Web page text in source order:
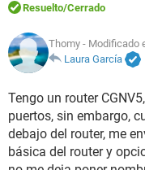
Resuelto/Cerrado
Thomy - Modificado
Laura García
Tengo un router
puertos, sin embargo,
debajo del router, me
básica del router y